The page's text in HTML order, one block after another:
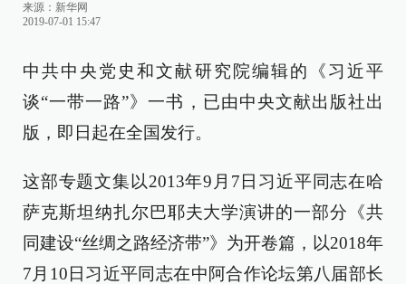
来源： 新华网
2019-07-01 15:47
中共中央党史和文献研究院编辑的《习近平
谈“一带一路”》一书，已由中央文献出版社出
版，即日起在全国发行。
这部专题文集以2013年9月7日习近平同志在哈
萨克斯坦纳扎尔巴耶夫大学演讲的一部分《共
同建设“丝绸之路经济带”》为开卷篇，以2018年
7月10日习近平同志在中阿合作论坛第八届部长